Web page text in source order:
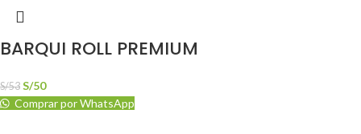
BARQUI ROLL PREMIUM
S/53 S/50
Comprar por WhatsApp